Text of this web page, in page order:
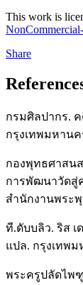
This work is
Share
กรมศิลปากร.
กรุงเทพมหาน
กองพุทธศาสน
การพัฒนาวัดสู่
สำนักงานพระ
ที.ดับบลิว. ริส
แปล. กรุงเทพ
พระครูปลัดไพ